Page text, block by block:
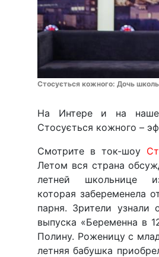
Стосується кожного: Дочь
На Интере и на
Стосується кожного –
Смотрите в ток-шоу
Летом вся страна
летней школьнице
которая забеременела
парня. Зрители
выпуска «Беременна в
Полину. Роженицу с
летняя бабушка